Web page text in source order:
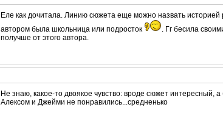
Еле как дочитала. Линию сюжета еще можно назвать историей
автором была школьница или подросток
. Гг бесила
получше от этого автора.
Не знаю, какое-то двоякое чувство: вроде сюжет интересный,
Алексом и Джейми не понравились...средненько